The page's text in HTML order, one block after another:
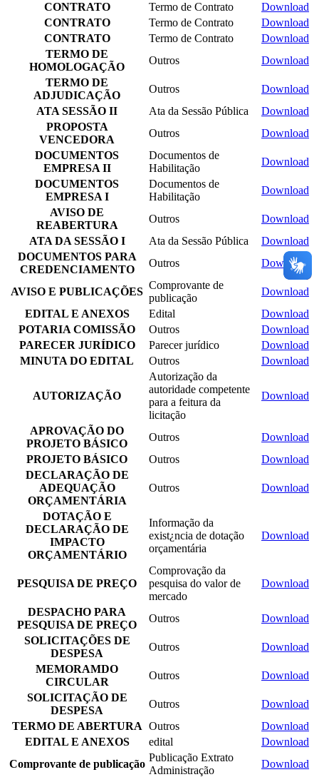
CONTRATO
Termo de Contrato
Download
CONTRATO
Termo de Contrato
Download
CONTRATO
Termo de Contrato
Download
TERMO DE
HOMOLOGAÇÃO
Outros
Download
TERMO DE
ADJUDICAÇÃO
Outros
Download
ATA SESSÃO II
Ata da Sessão Pública
Download
PROPOSTA
VENCEDORA
Outros
Download
DOCUMENTOS
EMPRESA II
Documentos de
Habilitação
Download
DOCUMENTOS
EMPRESA I
Documentos de
Habilitação
Download
AVISO DE
REABERTURA
Outros
Download
ATA DA SESSÃO I
Ata da Sessão Pública
Download
DOCUMENTOS PARA
CREDENCIAMENTO
Outros Download
AVISO E PUBLICAÇÕES
Comprovante de
publicação
Download
EDITAL E ANEXOS
Edital
Download
POTARIA COMISSÃO
Outros
Download
PARECER JURÍDICO
Parecer jurídico
Download
MINUTA DO EDITAL
Outros Download
AUTORIZAÇÃO
Autorização da
autoridade competente
para a feitura da
licitação
Download
APROVAÇÃO DO
PROJETO BÁSICO
Outros
Download
PROJETO BÁSICO
Outros
Download
DECLARAÇÃO DE
ADEQUAÇÃO
ORÇAMENTÁRIA
Outros Download
DOTAÇÃO E
DECLARAÇÃO DE
IMPACTO
ORÇAMENTÁRIO
Informação da
exist¿ncia de dotação
orçamentária
Download
PESQUISA DE PREÇO
Comprovação da
pesquisa do valor de
mercado
Download
DESPACHO PARA
PESQUISA DE PREÇO
Outros
Download
SOLICITAÇÕES DE
DESPESA
Outros
Download
MEMORAMDO
CIRCULAR
Outros
Download
SOLICITAÇÃO DE
DESPESA
Outros
Download
TERMO DE ABERTURA Outros
Download
EDITAL E ANEXOS
edital
Download
Comprovante de publicação
Publicação Extrato
Administração
Download